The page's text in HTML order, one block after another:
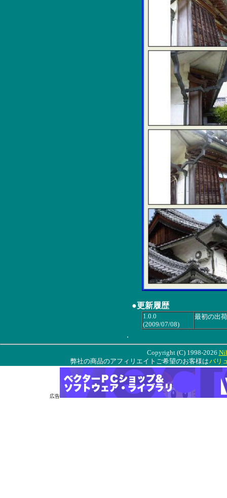
.
●更新履歴
1.0.0
(2009/07/08)
最初の出荷
Copyright (C) 1998-2026
弊社の商品のアフィリエイトご希望のお客様はバリ
広告